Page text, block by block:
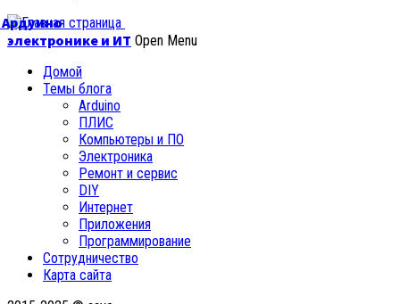
Ардуино
электронике и ИТ Open Menu
Домой
Темы блога
Arduino
ПЛИС
Компьютеры и ПО
Электроника
Ремонт и сервис
DIY
Интернет
Приложения
Программирование
Сотрудничество
Карта сайта